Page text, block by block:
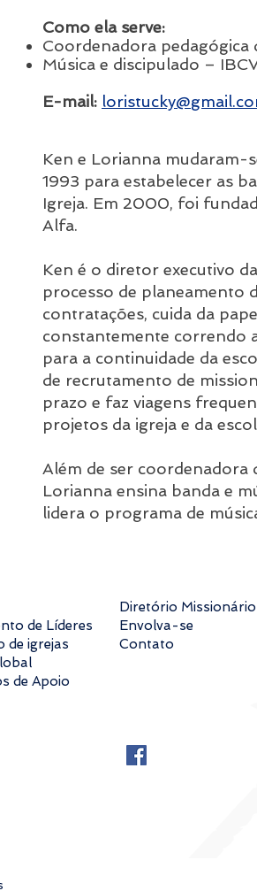
Como ela serve:
Coordenadora pedagógica
Música e discipulado –
E-mail: lori
Ken e Lorianna mudaram-
1993 para estabelecer as
Igreja. Em 2000, foi
Alfa.
Ken é o diretor executivo
processo de planeamento
contratações, cuida da
constantemente correndo
para a continuidade da
de recrutamento de
prazo e faz viagens
projetos da igreja e da
Além de ser coordenadora
Lorianna ensina banda e
lidera o programa de
de Líderes
de igrejas
de Apoio
Diretório Missionário
Envolva-se
Contato